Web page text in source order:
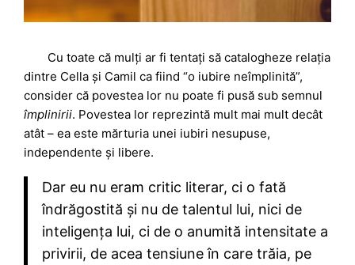
Cu toate că mulți ar fi tentați să catalogheze relația
dintre Cella și Camil ca fiind “o iubire neîmplinită”,
consider că povestea lor nu poate fi pusă sub semnul
împlinirii. Povestea lor reprezintă mult mai mult decât
atât – ea este mărturia unei iubiri nesupuse,
independente și libere.
Dar eu nu eram critic literar, ci o fată
îndrăgostită și nu de talentul lui, nici de
inteligența lui, ci de o anumită intensitate a
privirii, de acea tensiune în care trăia, pe